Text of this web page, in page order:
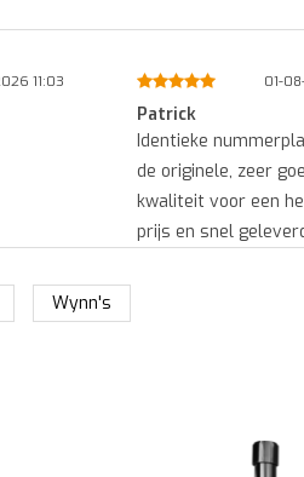
14:45
zoals
07-
Ed
Snel geleverd en
goede kwaliteit...
Wynn's